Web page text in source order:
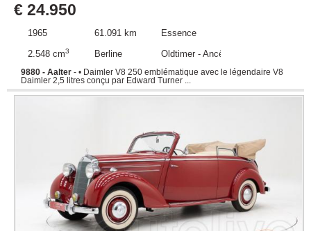
€ 24.950
1965 61.091 km
Essence
2.548 cm3 Berline Oldtimer - Ancêtre
9880 - Aalter - • Daimler V8 250 emblématique avec le légendaire V8
Daimler 2,5 litres conçu par Edward Turner ...